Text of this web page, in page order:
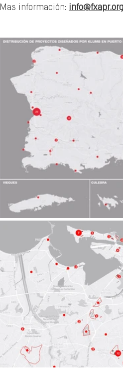
Mas información: info@fxapr.org